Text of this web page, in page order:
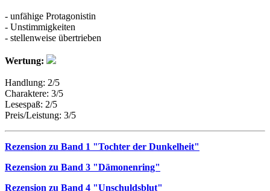
- unfähige Protagonistin
- Unstimmigkeiten
- stellenweise übertrieben
Wertung:
Handlung: 2/5
Charaktere: 3/5
Lesespaß: 2/5
Preis/Leistung: 3/5
Rezension zu Band 1 "Tochter der Dunkelheit"
Rezension zu Band 3 "Dämonenring"
Rezension zu Band 4 "Unschuldsblut"